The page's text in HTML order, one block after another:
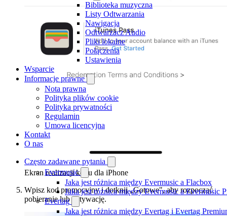
Biblioteka muzyczna
Listy Odtwarzania
Nawigacja
Odtwarzacz Audio
Pliki lokalne
Połączenia
Ustawienia
Wsparcie
Informacje prawne
Nota prawna
Polityka plików cookie
Polityka prywatności
Regulamin
Umowa licencyjna
Kontakt
O nas
Często zadawane pytania
Evermusic
Jaka jest różnica między Evermusic a Flacbox
Jaka jest różnica między Evermusic a Evermusic
Evertag
Jaka jest różnica między Evertag i Evertag
Ekran realizacji kodu dla iPhone
Wpisz kod promocyjny i dotknij „Gotowe", aby rozpocząć
pobieranie lub aktywację.